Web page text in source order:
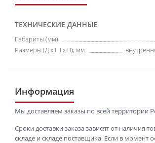
ТЕХНИЧЕСКИЕ ДАННЫЕ
Габариты (мм)
Размеры (Д х Ш х В), мм
Информация
Мы доставляем заказы по всей территории
Сроки доставки заказа зависят от наличия
складе и складе поставщика. Если в момент